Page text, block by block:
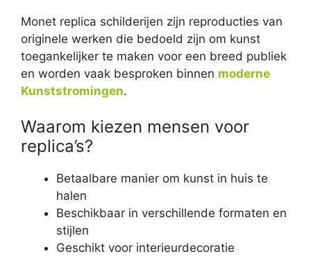
Monet replica schilderijen zijn reproducties van
originele werken die bedoeld zijn om kunst
toegankelijker te maken voor een breed publiek
en worden vaak besproken binnen moderne
Kunststromingen.
Waarom kiezen mensen voor
replica’s?
Betaalbare manier om kunst in huis te
halen
Beschikbaar in verschillende formaten en
stijlen
Geschikt voor interieurdecoratie